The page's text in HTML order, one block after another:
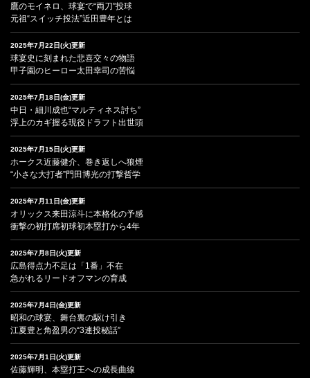
鷹のモイネロ、球宴で“両刀”投球
元祖“スイッチ投法”近田豊年とは
2025年7月22日(火)更新
球宴史に刻まれた悲喜交々の物語
甲子園のヒーロー太田幸司の苦悩
2025年7月18日(金)更新
中日・細川成也“マルティネス討ち”
浮上のカギ握る現役ドラフト出世頭
2025年7月15日(火)更新
ホークス近藤健介、巻き返しへ狼煙
“小さな大打者”門田博光の打撃哲学
2025年7月11日(金)更新
オリックス来田涼斗に本格化の予感
衝撃の初打席初球初本塁打から4年
2025年7月8日(火)更新
広島得点力不足は「1番」不在
急がれるリードオフマンの育成
2025年7月4日(金)更新
昭和の球宴、舞台裏の駆け引き
江夏豊と角盈男の“3連投秘話”
2025年7月1日(火)更新
佐藤輝明、本塁打王への成長曲線